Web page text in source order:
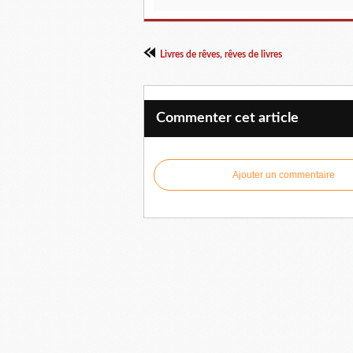
Livres de rêves, rêves de livres
Commenter cet article
Ajouter un commentaire